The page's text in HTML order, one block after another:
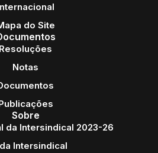
do Site
Resoluções
Notas
Sobre
da Intersindical 2023-26
Intersindical